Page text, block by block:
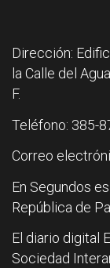
Dirección:
la Calle del
F.
Teléfono: 385-
Correo
En Segundos
República de
El diario digital
Sociedad